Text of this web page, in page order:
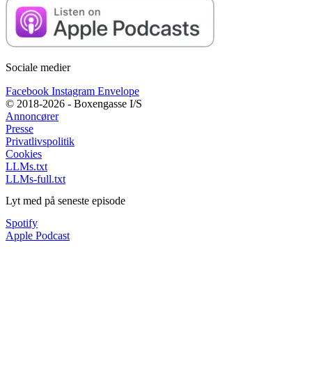
Sociale medier
Facebook Instagram Envelope
© 2018-2026 - Boxengasse I/S
Annoncører
Presse
Privatlivspolitik
Cookies
LLMs.txt
LLMs-full.txt
Lyt med på seneste episode
Spotify
Apple Podcast